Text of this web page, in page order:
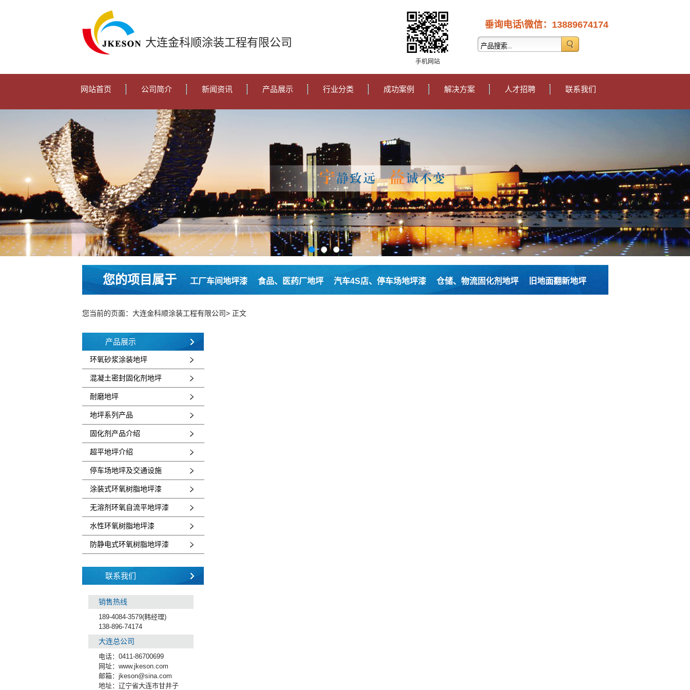
大连金科顺涂装工程有限公司
手机网站
垂询电话\微信： 13889674174
网站首页 公司简介 新闻资讯 产品展示 行业分类 成功案例 解决方案 人才招聘 联系我们
您的项目属于 工厂车间地坪漆 食品、医药厂地坪 汽车4S店、停车场地坪漆 仓储、物流固化剂地坪 旧地面翻新地坪
您当前的页面： 大连金科顺涂装工程有限公司> 正文
产品展示
环氧砂浆涂装地坪
混凝土密封固化剂地坪
耐磨地坪
地坪系列产品
固化剂产品介绍
超平地坪介绍
停车场地坪及交通设施
涂装式环氧树脂地坪漆
无溶剂环氧自流平地坪漆
水性环氧树脂地坪漆
防静电式环氧树脂地坪漆
联系我们
销售热线
189-4084-3579(韩经理)
138-896-74174
大连总公司
电话：0411-86700699
网址：www.jkeson.com
邮箱：jkeson@sina.com
地址：辽宁省大连市甘井子